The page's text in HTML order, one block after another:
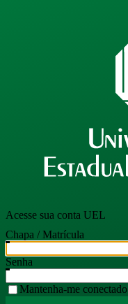
Acesse sua conta UEL
Chapa / Matrícula
Senha
Mantenha-me conectado